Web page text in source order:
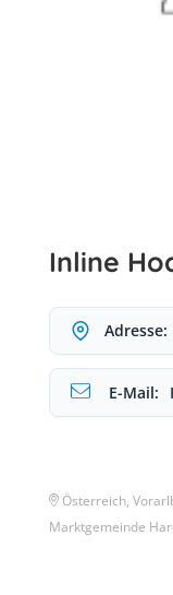
Inline
Adresse:
E-Mail:
Österreich,
Marktgemeinde